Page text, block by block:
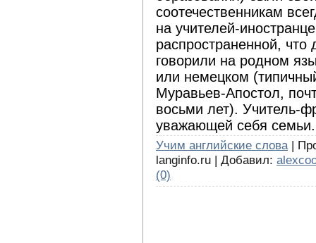
соотечественникам
на учителей-
распространенной, что
говорили на родном
или немецком
Муравьев-Апостол,
восьми лет). Учитель-
уважающей себя семьи.
Учим английские слова |
langinfo.ru | Добавил:
(0)